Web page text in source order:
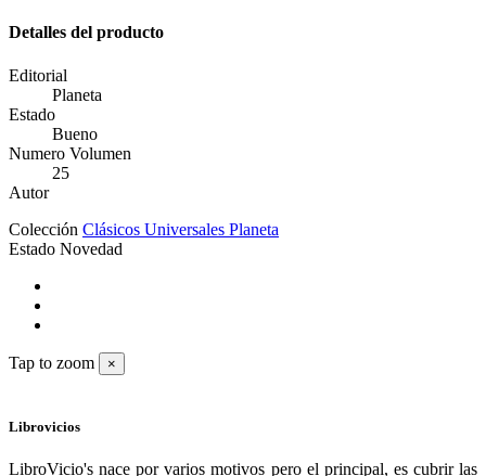
Detalles del producto
Editorial
Planeta
Estado
Bueno
Numero Volumen
25
Autor
Colección Clásicos Universales Planeta
Estado Novedad
Tap to zoom ×
Librovicios
LibroVicio's nace por varios motivos pero el principal, es cubrir las